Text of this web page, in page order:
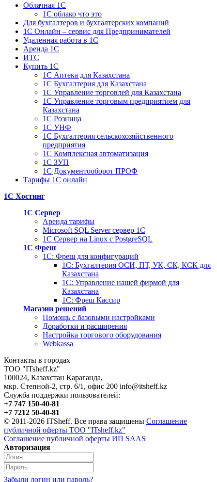
Облачная 1С
1C облако что это
Для бухгалтеров и бухгалтерских компаний
1C Онлайн – сервис для Предпринимателей
Удаленная работа в 1С
Аренда 1С
ИТС
Купить 1С
1С Аптека для Казахстана
1С Бухгалтерия для Казахстана
1С Управление торговлей для Казахстана
1С Управление торговым предприятием для
Казахстана
1С Розница
1С УНФ
1С Бухгалтерия сельскохозяйственного
предприятия
1С Комплексная автоматизация
1С ЗУП
1С Документооборот ПРОФ
Тарифы 1С онлайн
1С Хостинг
1С Сервер
Аренда тарифы
Microsoft SQL Server сервер 1С
1С Сервер на Linux c PostgreSQL
1С Фреш
1С: Фреш для конфигураций
1С: Бухгалтерия ОСИ, ПТ, УК, СК, КСК для
Казахстана
1С: Управление нашей фирмой для
Казахстана
1С: Фреш Кассир
Магазин решений
Помощь с базовыми настройками
Доработки и расширения
Настройка торгового оборудования
Webkassa
Контакты в городах
ТОО "ITsheff.kz"
100024, Казахстан Караганда,
мкр. Степной-2, стр. 6/1, офис 200 info@itsheff.kz
Служба поддержки пользователей:
+7 747 150-40-81
+7 7212 50-40-81
© 2011-2026 ITSheff. Все права защищены Соглашение
публичной оферты ТОО "ITsheff.kz"
Соглашение публичной оферты ИП SAAS
Авторизация
Забыли логин или пароль?